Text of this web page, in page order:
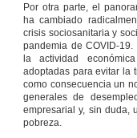
personas
jurídicas
de las
personalidad
jurídica.
TÍTULOIV
INSPECCIÓN Y
POTESTAD
SANCIONADORA
Por otra parte, el
ha cambiado
crisis sociosanitaria y
pandemia de COVID-
la actividad
adoptadas para evitar la
como consecuencia un
generales de
empresarial y, sin duda,
pobreza.